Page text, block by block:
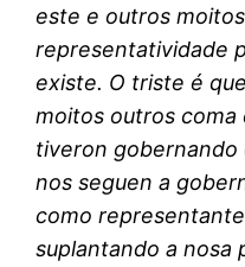
este e outros
representatividade
existe. O triste é
moitos outros coma
tiveron gobernando
nos seguen a
como
suplantando a nosa